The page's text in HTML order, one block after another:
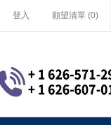
登入 願望清單 (0)